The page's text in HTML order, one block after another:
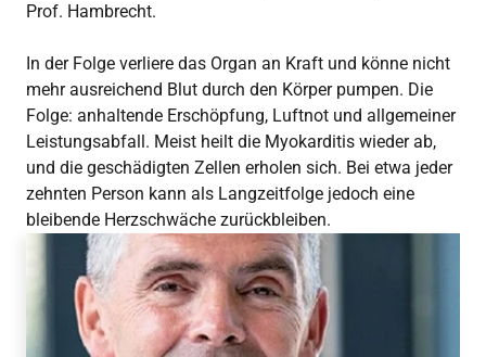
Prof. Hambrecht.
In der Folge verliere das Organ an Kraft und könne nicht
mehr ausreichend Blut durch den Körper pumpen. Die
Folge: anhaltende Erschöpfung, Luftnot und allgemeiner
Leistungsabfall. Meist heilt die Myokarditis wieder ab,
und die geschädigten Zellen erholen sich. Bei etwa jeder
zehnten Person kann als Langzeitfolge jedoch eine
bleibende Herzschwäche zurückbleiben.